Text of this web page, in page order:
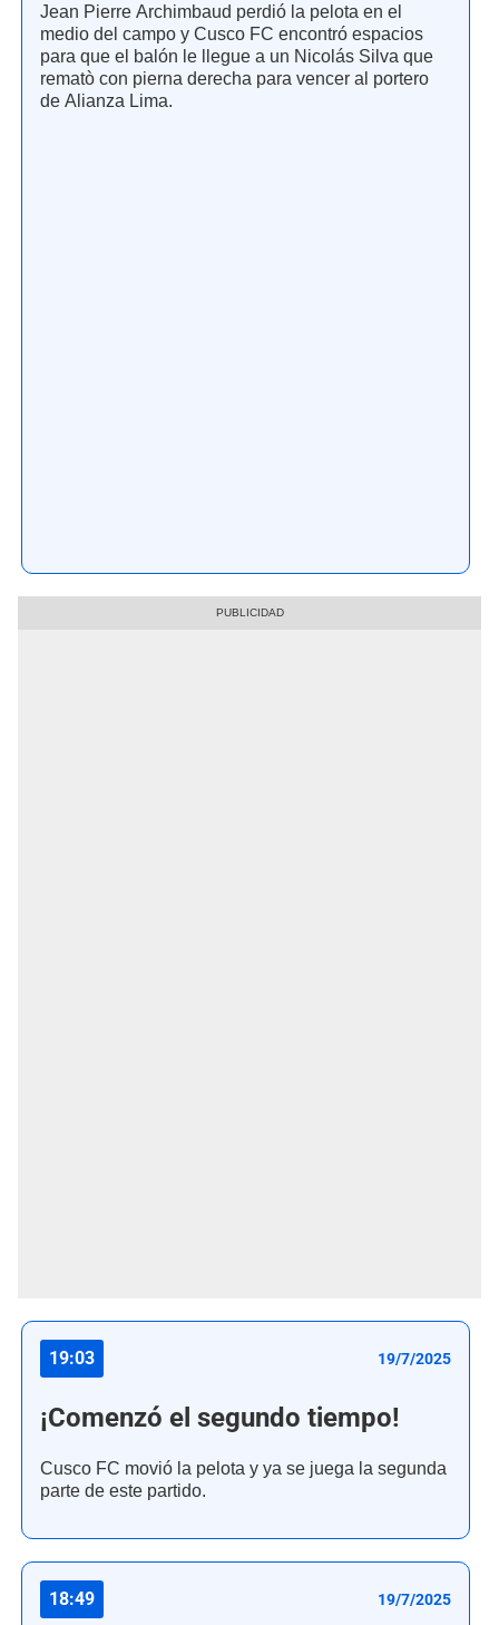
Jean Pierre Archimbaud perdió la pelota en el
medio del campo y Cusco FC encontró espacios
para que el balón le llegue a un Nicolás Silva que
rematò con pierna derecha para vencer al portero
de Alianza Lima.
19:03 19/7/2025
¡Comenzó el segundo tiempo!
Cusco FC movió la pelota y ya se juega la segunda
parte de este partido.
18:49 19/7/2025